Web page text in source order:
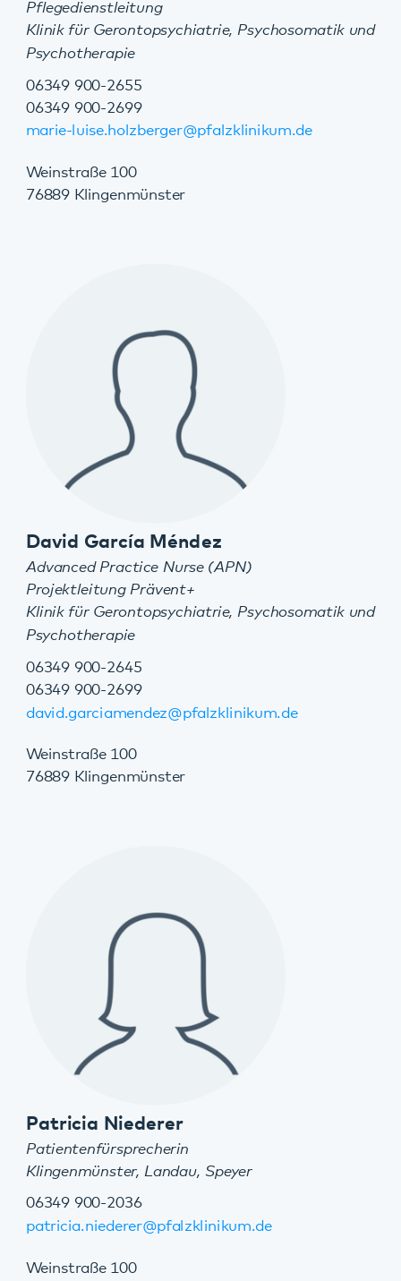
Klingenmünster, Landau, Speyer
06349 900-2036
patricia.niederer@pfalzklinikum.de
76889 Klingenmünster
Klingenmünster